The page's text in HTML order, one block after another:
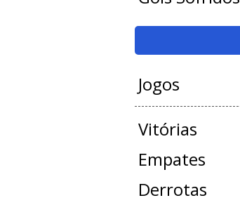
Jogos
Vitórias
Empates
Derrotas